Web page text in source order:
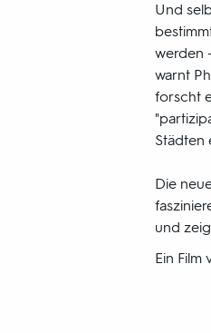
Und
werden
warnt
forscht
Städten
Die
und
Ein Film